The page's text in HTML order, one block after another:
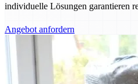
individuelle Lösungen garantieren
Angebot anfordern